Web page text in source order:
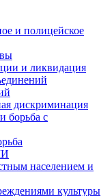
и полицейское
и ликвидация
дискриминация
борьба с
населением и
культуры